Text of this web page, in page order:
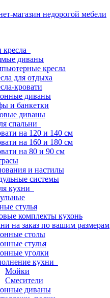
диваны
кресла
для отдыха
кровати
диваны
и банкетки
диваны
спальни
на 120 и 140 см
на 160 и 180 см
на 80 и 90 см
и настилы
системы
кухни
стулья
комплекты кухонь
на заказ по вашим размерам
столы
стулья
уголки
кухни
Мойки
Смесители
диваны